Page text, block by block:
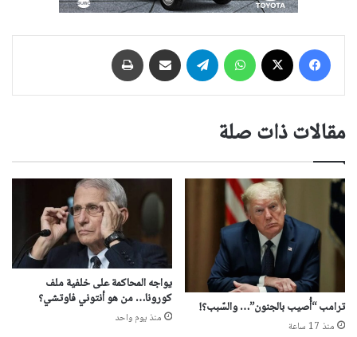
فيسبوك واتساب تيلقرام مشاركة عبر البريد
مقالات ذات صلة
ترامب “أُصيب بالجنون”… والسّبب؟!
منذ 17 ساعة
يواجه المحاكمة على خلفية ملف
كورونا… من هو أنتوني فاوتشي؟
منذ يوم واحد